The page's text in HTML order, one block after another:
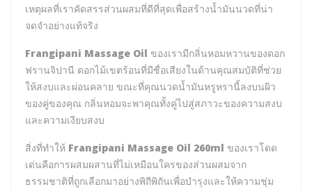
เหตุผลที่เราคัดสรรส่วนผสมที่ดีที่สุดเพื่อสร้างน้ำมันนวดที่น่า
จดจำอย่างแท้จริง
Frangipani Massage Oil ของเรามีกลิ่นหอมหวานของดอก
ฟรานจิปานี ดอกไม้เขตร้อนที่มีชื่อเสียงในด้านคุณสมบัติที่ช่วย
ให้สงบและผ่อนคลาย ขณะที่คุณนวดน้ำมันหรูหรานี้ลงบนผิว
ของคู่ของคุณ กลิ่นหอมจะพาคุณทั้งคู่ไปสู่สภาวะของความสงบ
และความเงียบสงบ
สิ่งที่ทำให้ Frangipani Massage Oil 260ml ของเราโดด
เด่นคือการผสมผสานที่ไม่เหมือนใครของส่วนผสมจาก
ธรรมชาติที่ถูกเลือกมาอย่างพิถีพิถันเพื่อบำรุงและให้ความชุ่ม